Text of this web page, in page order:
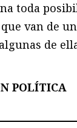
toda
van de
de
POLÍTICA